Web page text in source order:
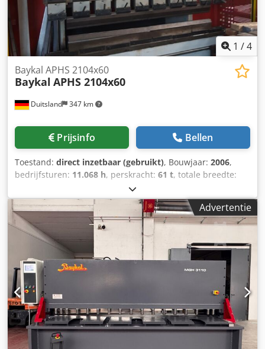
1 /4
Duitsland 347 km
Baykal APHS 2104x60
Baykal APHS 2104x60
Prijsinfo Bellen
Toestand: direct inzetbaar (gebruikt), Bouwjaar: 2006,
bedrijfsturen: 11.068 h, perskracht: 61 t, totale breedte:
2.300 mm
kg, productlengte (max.):2.530 mm, aantal assen:4, Deze
4-assige Baykal APHS 2104x60 is in 2006 geproduceerd. De
machine heeft een perskracht van 60 ton en een
buiglengte van 2.100 mm, waardoor hij geschikt is voor
diverse buigtoepassingen. De machine heeft een maximale
slag van 215 mm en werkt bij een werkdruk van 240 bar.
Als u op zoek bent naar hoogwaardige buigmogelijkheden,
overweeg dan de Baykal APHS 2104x60 kantpers die wij te
koop aanbieden. Neem contact met ons op voor meer
informatie. • Voeding: 400 V / 50 Hz / 3-fasig •
Motorvermogen: 5,5 kW • Werkdruk: 240 bar • Maximale
slag: 215 mm • Gewicht bovenste gereedschap: 57 kg
Advertentie